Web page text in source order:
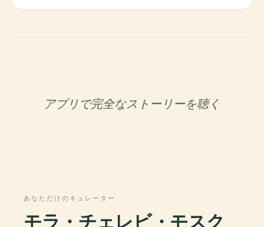
アプリで完全なストーリーを聴く
あなただけのキュレーター
モラ・チェレビ・モスク